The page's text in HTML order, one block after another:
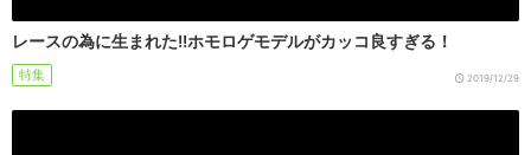
レースの為に生まれた!!ホモロゲモデルがカッコ良すぎる！
特集 2019/12/29